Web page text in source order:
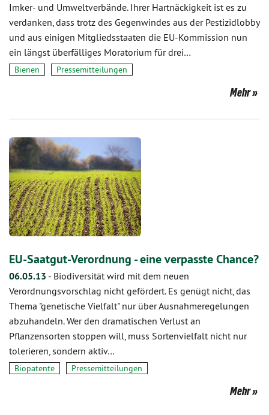
Imker- und Umweltverbände. Ihrer Hartnäckigkeit ist es zu
verdanken, dass trotz des Gegenwindes aus der Pestizidlobby
und aus einigen Mitgliedsstaaten die EU-Kommission nun
ein längst überfälliges Moratorium für drei…
Bienen Pressemitteilungen
Mehr
EU-Saatgut-Verordnung - eine verpasste Chance?
06.05.13 - Biodiversität wird mit dem neuen
Verordnungsvorschlag nicht gefördert. Es genügt nicht, das
Thema "genetische Vielfalt" nur über Ausnahmeregelungen
abzuhandeln. Wer den dramatischen Verlust an
Pflanzensorten stoppen will, muss Sortenvielfalt nicht nur
tolerieren, sondern aktiv…
Biopatente Pressemitteilungen
Mehr